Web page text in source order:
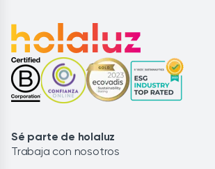
Sé parte de holaluz
Trabaja con nosotros